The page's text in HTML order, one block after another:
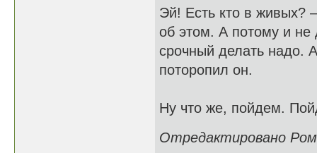
Эй! Есть кто в живых?
об этом. А потому и
срочный делать надо.
поторопил он.
Ну что же, пойдем.
Отредактировано